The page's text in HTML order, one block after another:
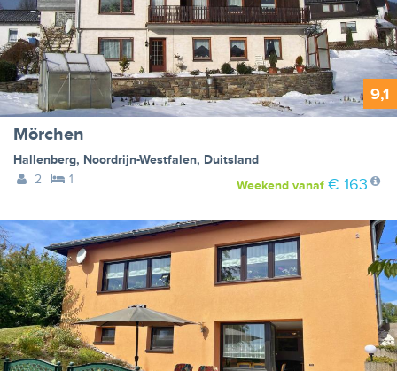
9,1
Mörchen
Hallenberg, Noordrijn-Westfalen, Duitsland
2
1 Weekendvanaf € 163